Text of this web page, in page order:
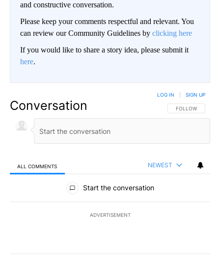
and constructive conversation.
Please keep your comments respectful and relevant. You
can review our Community Guidelines by clicking here
If you would like to share a story idea, please submit it
here.
Conversation FOLLOW THIS
FOLLOW
LOG IN SIGN UP
ALL COMMENTS NEWEST
All Comments
Start the conversation
ADVERTISEMENT